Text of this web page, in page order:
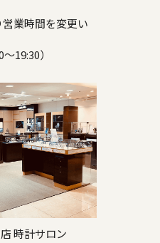
業時間を変更い
19:30）
時計サロン